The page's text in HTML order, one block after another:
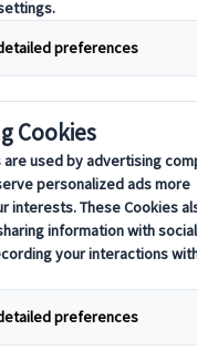
a
útvonalak
látnivalók